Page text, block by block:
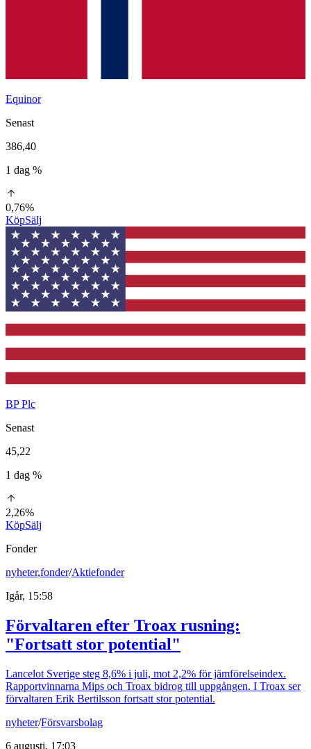
Equinor
Senast
386,40
1 dag %
0,76%
KöpSälj
BP Plc
Senast
45,22
1 dag %
2,26%
KöpSälj
Fonder
nyheter,fonder/Aktiefonder
Igår, 15:58
Förvaltaren efter Troax rusning:
"Fortsatt stor potential"
Lancelot Sverige steg 8,6% i juli, mot 2,2% för jämförelseindex.
Rapportvinnarna Mips och Troax bidrog till uppgången. I Troax ser
förvaltaren Erik Bertilsson fortsatt stor potential.
nyheter/Försvarsbolag
6 augusti, 17:03